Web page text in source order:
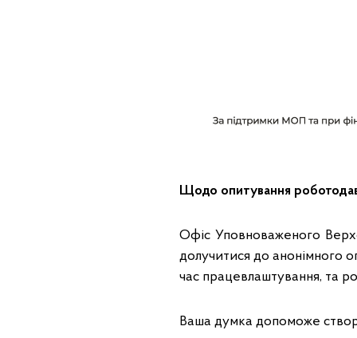
Щодо опитування
Офіс Уповноваженого
долучитися до анонімного
час працевлаштування, та
Ваша думка допоможе